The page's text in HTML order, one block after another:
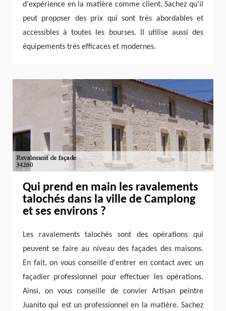
d'expérience en la matière comme client. Sachez qu'il
peut proposer des prix qui sont très abordables et
accessibles à toutes les bourses. Il utilise aussi des
équipements très efficaces et modernes.
Qui prend en main les ravalements
talochés dans la ville de Camplong
et ses environs ?
Les ravalements talochés sont des opérations qui
peuvent se faire au niveau des façades des maisons.
En fait, on vous conseille d'entrer en contact avec un
façadier professionnel pour effectuer les opérations.
Ainsi, on vous conseille de convier Artisan peintre
Juanito qui est un professionnel en la matière. Sachez